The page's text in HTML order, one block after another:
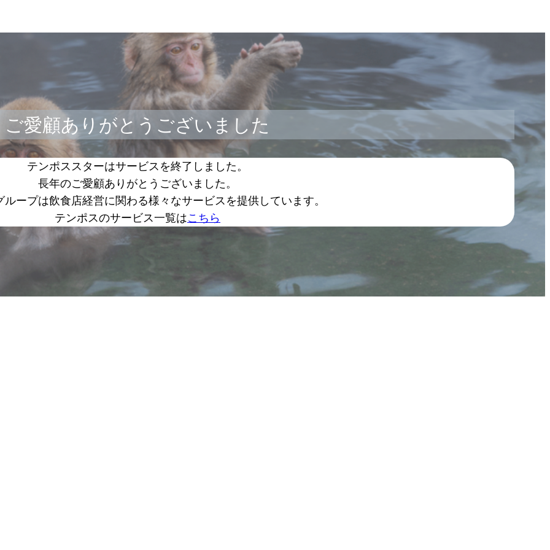
ご愛顧ありがとうございました
テンポススターはサービスを終了しました。
長年のご愛顧ありがとうございました。
ループは飲食店経営に関わる様々なサービスを提供しています。
テンポスのサービス一覧はこちら